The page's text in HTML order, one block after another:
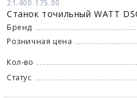
21.400.175.00
Станок точильный WATT
Бренд
Розничная цена
Кол-во
Статус